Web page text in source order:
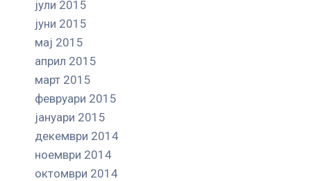
јули 2015
јуни 2015
мај 2015
април 2015
март 2015
февруари 2015
јануари 2015
декември 2014
ноември 2014
октомври 2014